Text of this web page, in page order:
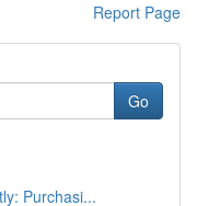
Report Page
Go
Purchasi...